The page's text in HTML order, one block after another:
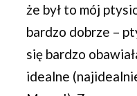
że był to mój
bardzo dobrze –
się bardzo
idealne